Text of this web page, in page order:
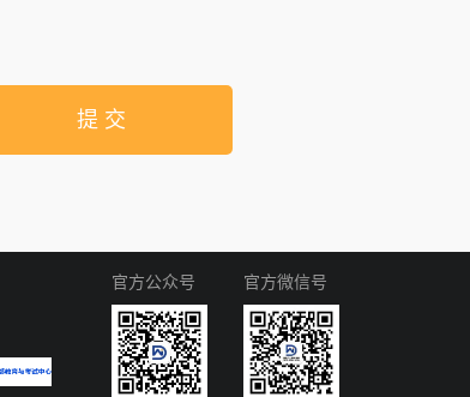
提 交
官方公众号 官方微信号